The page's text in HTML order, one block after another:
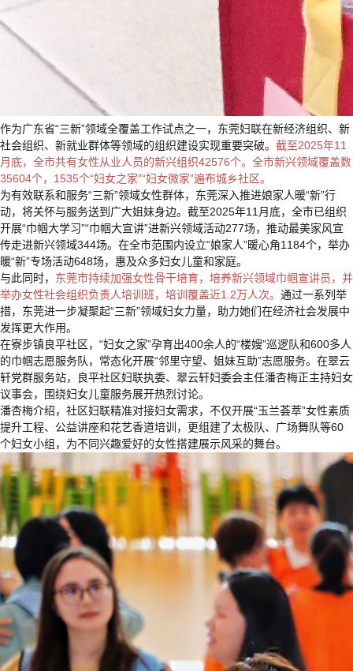
作为广东省“三新”领域全覆盖工作试点之一，东莞妇联在新经济组织、新
社会组织、新就业群体等领域的组织建设实现重要突破。 截至2025年11
月底，全市共有女性从业人员的新兴组织42576个。全市新兴领域覆盖数
35604个，1535个“妇女之家”“妇女微家”遍布城乡社区。
为有效联系和服务“三新”领域女性群体，东莞深入推进娘家人暖“新”行
动，将关怀与服务送到广大姐妹身边。截至2025年11月底，全市已组织
开展“巾帼大学习”“巾帼大宣讲”进新兴领域活动277场，推动最美家风宣
传走进新兴领域344场。在全市范围内设立“娘家人”暖心角1184个，举办
暖“新”专场活动648场，惠及众多妇女儿童和家庭。
与此同时， 东莞市持续加强女性骨干培育，培养新兴领域巾帼宣讲员，并
举办女性社会组织负责人培训班，培训覆盖近1.2万人次。 通过一系列举
措，东莞进一步凝聚起“三新”领域妇女力量，助力她们在经济社会发展中
发挥更大作用。
在寮步镇良平社区，“妇女之家”孕育出400余人的“楼嫂”巡逻队和600多人
的巾帼志愿服务队，常态化开展“邻里守望、姐妹互助”志愿服务。在翠云
轩党群服务站，良平社区妇联执委、翠云轩妇委会主任潘杏梅正主持妇女
议事会，围绕妇女儿童服务展开热烈讨论。
潘杏梅介绍，社区妇联精准对接妇女需求，不仅开展“玉兰荟萃”女性素质
提升工程、公益讲座和花艺香道培训，更组建了太极队、广场舞队等60
个妇女小组，为不同兴趣爱好的女性搭建展示风采的舞台。